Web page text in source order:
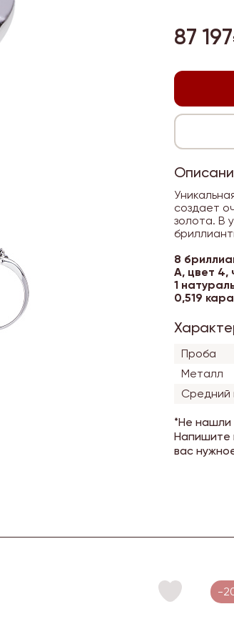
87
создает
золота. В
8
А, цвет 4,
1
0,519
Проба
Металл
Средний
*Не нашли
Напишите
вас
-